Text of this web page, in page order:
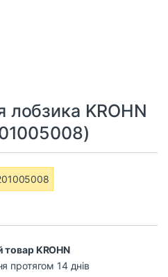
лобзика KROHN
товар KROHN
протягом 14 днів